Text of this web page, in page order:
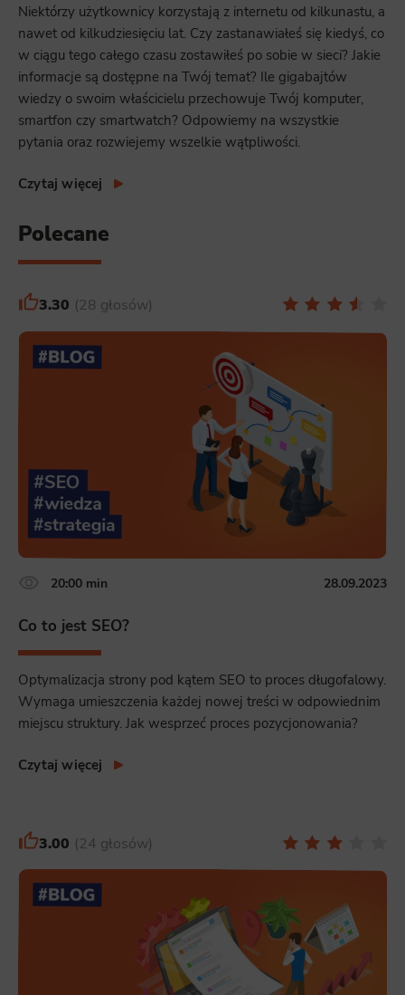
Niektórzy użytkownicy korzystają z internetu od kilkunastu, a
nawet od kilkudziesięciu lat. Czy zastanawiałeś się kiedyś, co
w ciągu tego całego czasu zostawiłeś po sobie w sieci? Jakie
informacje są dostępne na Twój temat? Ile gigabajtów
wiedzy o swoim właścicielu przechowuje Twój komputer,
smartfon czy smartwatch? Odpowiemy na wszystkie
pytania oraz rozwiejemy wszelkie wątpliwości.
Czytaj więcej
Polecane
3.30 28 głosów
20:00 min 28.09.2023
Co to jest SEO?
Optymalizacja strony pod kątem SEO to proces długofalowy.
Wymaga umieszczenia każdej nowej treści w odpowiednim
miejscu struktury. Jak wesprzeć proces pozycjonowania?
Czytaj więcej
3.00 24 głosów